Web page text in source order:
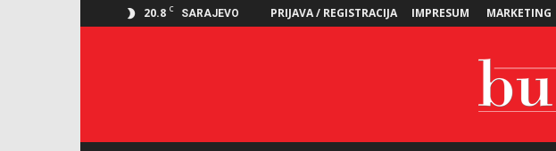
20.8 C SARAJEVO PRIJAVA / REGISTRACIJA IMPRESUM MARKETING